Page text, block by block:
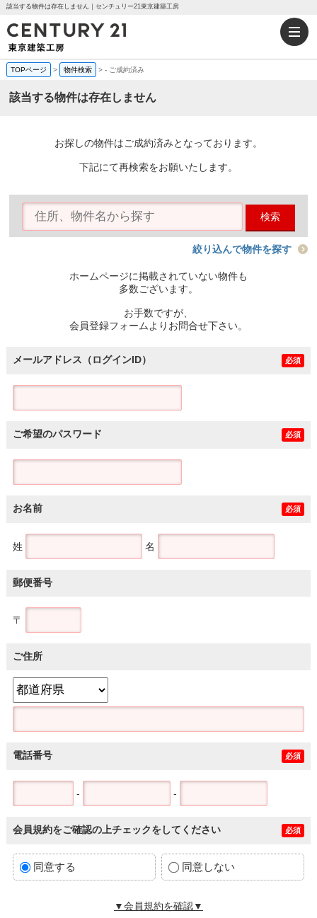
該当する物件は存在しません｜センチュリー21東京建築工房
TOPページ > 物件検索 >- ご成約済み
該当する物件は存在しません
お探しの物件はご成約済みとなっております。
下記にて再検索をお願いたします。
検索
絞り込んで物件を探す
ホームページに掲載されていない物件も
多数ございます。
お手数ですが、
会員登録フォームよりお問合せ下さい。
メールアドレス（ログインID） 必須
ご希望のパスワード 必須
お名前 必須
姓 名
郵便番号
〒
ご住所
電話番号 必須
- -
会員規約をご確認の上チェックをしてください 必須
同意する 同意しない
▼会員規約を確認▼